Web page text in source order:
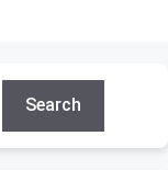
Search